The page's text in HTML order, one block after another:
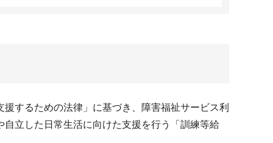
するための法律」に基づき、障害福祉サービス利
立した日常生活に向けた支援を行う「訓練等給